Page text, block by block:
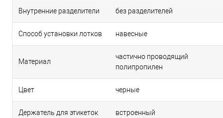
Внутренние разделители без разделителей
Способ установки лотков навесные
Материал
частично проводящий
полипропилен
Цвет черные
Держатель для этикеток встроенный